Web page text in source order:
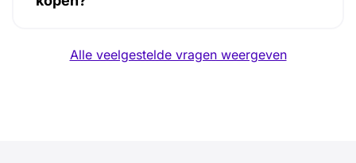
Alle veelgestelde vragen weergeven